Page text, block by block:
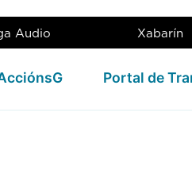
Santa
Audio Xabarín
Portal de